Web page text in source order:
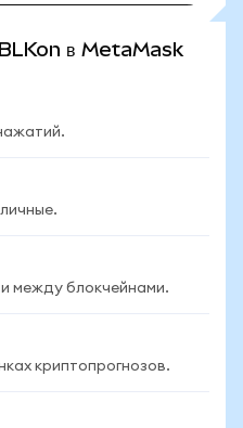
BLKon в MetaMask
и между блокчейнами.
криптопрогнозов.